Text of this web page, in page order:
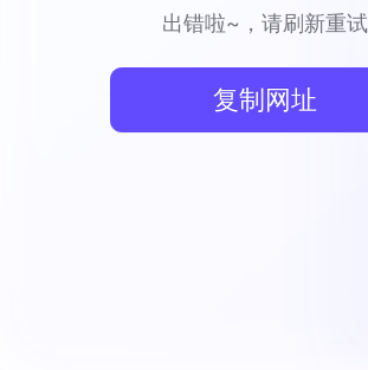
出错啦~，请刷新重试
复制网址